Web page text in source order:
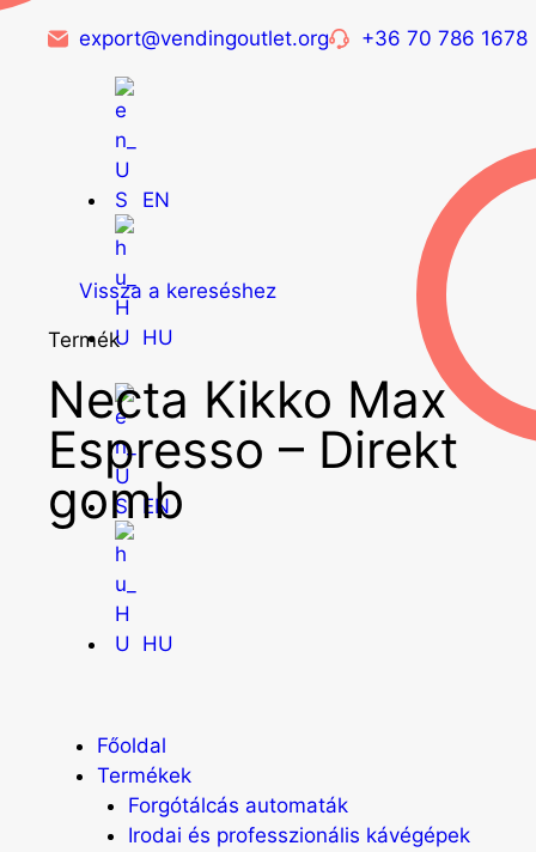
export@vendingoutlet.org +36 70 786 1678
EN
HU
EN
HU
Főoldal
Termékek
Forgótálcás automaták
Irodai és professzionális kávégépek
Vissza a kereséshez
Termék
Necta Kikko Max
Espresso – Direkt
gomb